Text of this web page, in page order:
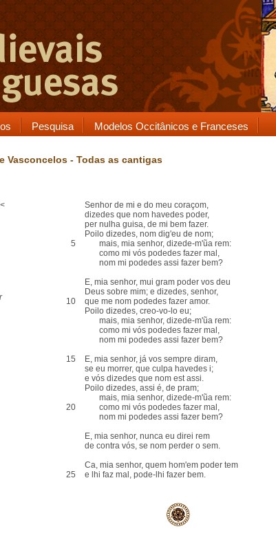
Pesquisa Modelos Occitânicos e Franceses
Vasconcelos - Todas as cantigas
<
Senhor de mi e do meu coraçom,
dizedes que nom havedes poder,
per nulha guisa, de mi bem fazer.
Poilo dizedes, nom dig'eu de nom;
5
mais, mia senhor, dizede-m'ũa rem:
como mi vós podedes fazer mal,
nom mi podedes assi fazer bem?
E, mia senhor, mui gram poder vos deu
Deus sobre mim; e dizedes, senhor,
10
que me nom podedes fazer amor.
Poilo dizedes, creo-vo-lo eu;
mais, mia senhor, dizede-m'ũa rem:
como mi vós podedes fazer mal,
nom mi podedes assi fazer bem?
15
E, mia senhor, já vos sempre diram,
se eu morrer, que culpa havedes i;
e vós dizedes que nom est assi.
Poilo dizedes, assi é, de pram;
mais, mia senhor, dizede-m'ũa rem:
20
como mi vós podedes fazer mal,
nom mi podedes assi fazer bem?
E, mia senhor, nunca eu direi rem
de contra vós, se nom perder o sem.
Ca, mia senhor, quem hom'em poder tem
25
e lhi faz mal, pode-lhi fazer bem.